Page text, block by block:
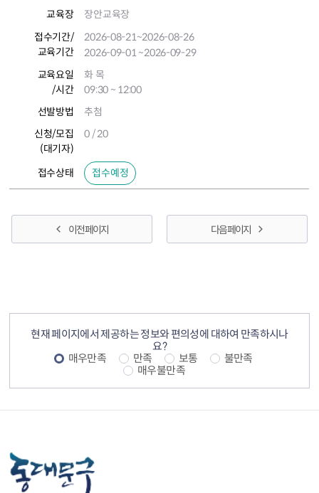
교육장
장안교육장
접수기간/
교육기간
2026-08-21~2026-08-26
2026-09-01~2026-09-29
교육요일
/시간
화 목
09:30 ~ 12:00
선발방법
추첨
신청/모집
(대기자)
0 / 20
접수상태 접수예정
이전 페이지 다음 페이지
현재 페이지에서 제공하는 정보와 편의성에 대하여 만족하시나
요?
매우만족
만족 보통
불만족
매우불만족